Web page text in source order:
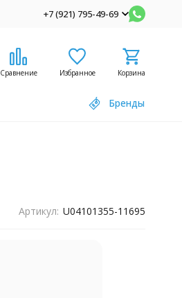
+7 (921) 795-49-69
Сравнение Избранное Корзина
Бренды
Артикул: U04101355-11695